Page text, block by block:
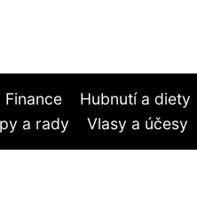
Finance Hubnutí a diety
a rady Vlasy a účesy